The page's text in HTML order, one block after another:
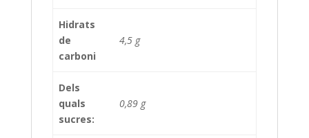
Hidrats
de
carboni
4,5 g
Dels
quals
sucres:
0,89 g